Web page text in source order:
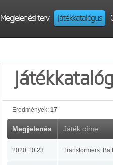
Megjelenési terv Játékkatalógus
Eredmények: 17
Megjelenés Játék címe
2020.10.23 Transformers: